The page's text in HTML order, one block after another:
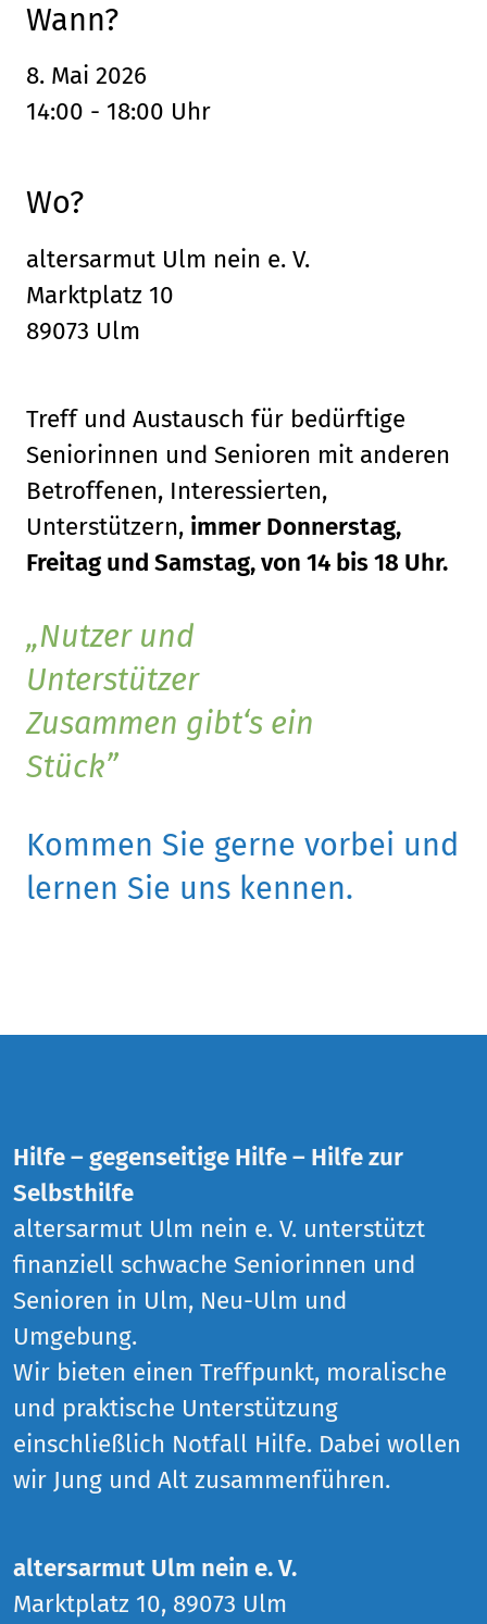
Wann?
8. Mai 2026
14:00 - 18:00 Uhr
Wo?
altersarmut Ulm nein e. V.
Marktplatz 10
89073 Ulm
Treff und Austausch für bedürftige
Seniorinnen und Senioren mit anderen
Betroffenen, Interessierten,
Unterstützern, immer Donnerstag,
Freitag und Samstag, von 14 bis 18 Uhr.
Nutzer und
Unterstützer
Zusammen gibt‘s ein
Stück
Kommen Sie gerne vorbei und
lernen Sie uns kennen.
Hilfe – gegenseitige Hilfe – Hilfe zur
Selbsthilfe
altersarmut Ulm nein e. V. unterstützt
finanziell schwache Seniorinnen und
Senioren in Ulm, Neu-Ulm und
Umgebung.
Wir bieten einen Treffpunkt, moralische
und praktische Unterstützung
einschließlich Notfall Hilfe. Dabei wollen
wir Jung und Alt zusammenführen.
altersarmut Ulm nein e. V.
Marktplatz 10, 89073 Ulm